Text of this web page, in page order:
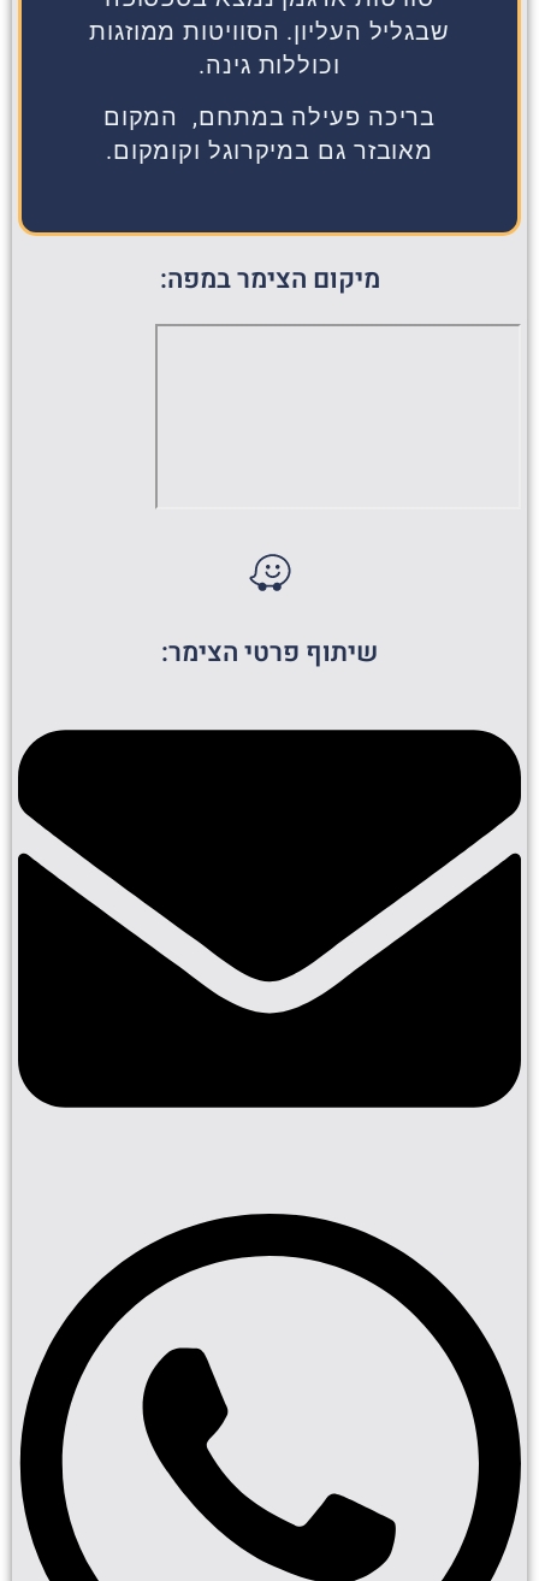
שבגליל העליון. הסוויטות ממוזגות
וכוללות גינה.
בריכה פעילה במתחם, המקום
מאובזר גם במיקרוגל וקומקום.
מיקום הצימר במפה:
שיתוף פרטי הצימר: